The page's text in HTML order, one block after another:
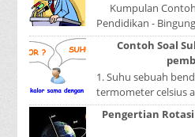
Kumpulan
Pendidikan -
sekolah? Atau
Contoh Soal
1. Suhu sebuah
termometer celsius
yang ditunjukkan
Pengertian